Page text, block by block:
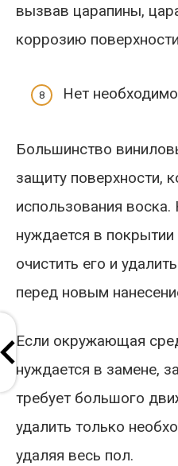
вызвав царапины,
коррозию
Нет
Большинство
защиту поверхности,
использования
нуждается в
очистить его и
перед новым
Если окружающая
нуждается в замене,
требует большого
удалить только
удаляя весь пол.